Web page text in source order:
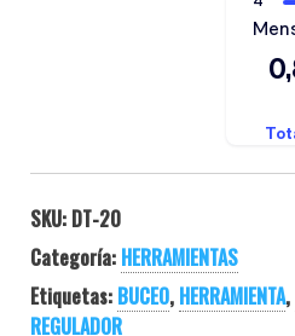
SKU: DT-20
Categoría: HERRAMIENTAS
Etiquetas: BUCEO, HERRAMIENTA,
REGULADOR